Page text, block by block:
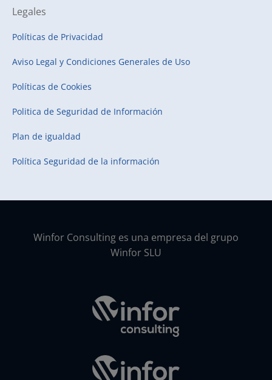
Legales
Políticas de Privacidad
Aviso Legal y Condiciones Generales de Uso
Políticas de Cookies
Politica de Seguridad de Información
Plan de igualdad
Política Seguridad de la información
Winfor Consulting es una empresa del grupo
Winfor SLU